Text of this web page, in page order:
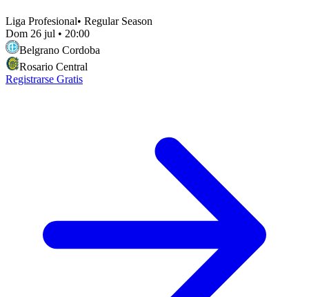
Liga Profesional• Regular Season
Dom 26 jul • 20:00
Belgrano Cordoba
Rosario Central
Registrarse Gratis